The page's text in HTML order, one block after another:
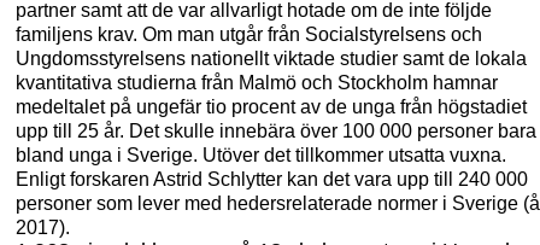
partner samt att de var allvarligt hotade om de inte följde
familjens krav. Om man utgår från Socialstyrelsens och
Ungdomsstyrelsens nationellt viktade studier samt de lokala
kvantitativa studierna från Malmö och Stockholm hamnar
medeltalet på ungefär tio procent av de unga från högstadiet
upp till 25 år. Det skulle innebära över 100 000 personer bara
bland unga i Sverige. Utöver det tillkommer utsatta vuxna.
Enligt forskaren Astrid Schlytter kan det vara upp till 240 000
personer som lever med hedersrelaterade normer i Sverige
2017).